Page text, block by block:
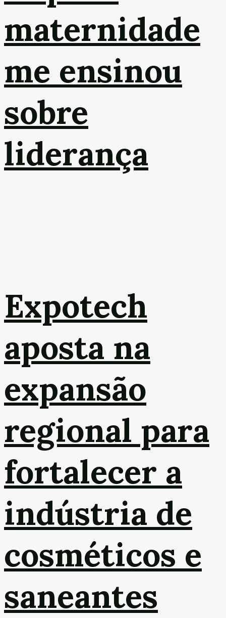
maternidade
me ensinou
sobre
liderança
Expotech
aposta na
expansão
regional para
fortalecer a
indústria de
cosméticos e
saneantes